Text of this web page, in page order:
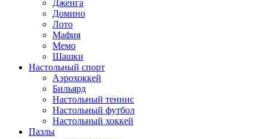
Дженга
Домино
Лото
Мафия
Мемо
Шашки
Настольный спорт
Аэрохоккей
Бильярд
Настольный теннис
Настольный футбол
Настольный хоккей
Пазлы